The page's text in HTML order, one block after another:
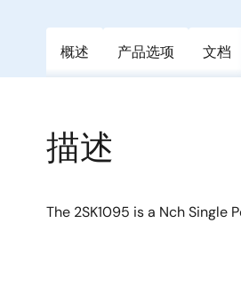
概述 产品选项 文档
描述
The 2SK1095 is a Nch Single